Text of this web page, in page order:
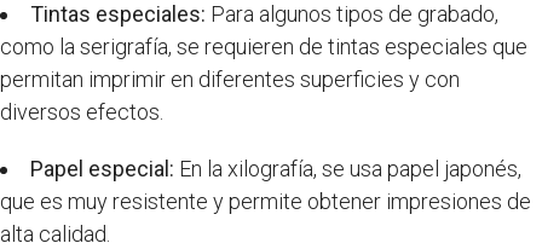
Tintas especiales: Para algunos tipos de grabado,
como la serigrafía, se requieren de tintas especiales que
permitan imprimir en diferentes superficies y con
diversos efectos.
Papel especial: En la xilografía, se usa papel japonés,
que es muy resistente y permite obtener impresiones de
alta calidad.